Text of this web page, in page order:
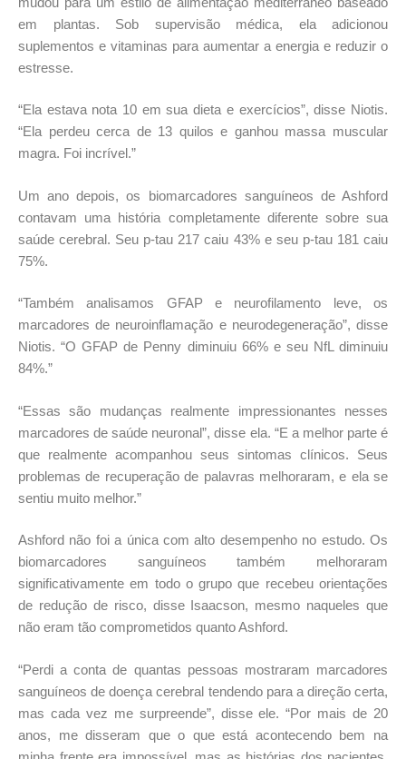
em plantas. Sob supervisão médica, ela adicionou
suplementos e vitaminas para aumentar a energia e reduzir o
estresse.
“Ela estava nota 10 em sua dieta e exercícios”, disse Niotis.
“Ela perdeu cerca de 13 quilos e ganhou massa muscular
magra. Foi incrível.”
Um ano depois, os biomarcadores sanguíneos de Ashford
contavam uma história completamente diferente sobre sua
saúde cerebral. Seu p-tau 217 caiu 43% e seu p-tau 181 caiu
75%.
“Também analisamos GFAP e neurofilamento leve, os
marcadores de neuroinflamação e neurodegeneração”, disse
Niotis. “O GFAP de Penny diminuiu 66% e seu NfL diminuiu
84%.”
“Essas são mudanças realmente impressionantes nesses
marcadores de saúde neuronal”, disse ela. “E a melhor parte é
que realmente acompanhou seus sintomas clínicos. Seus
problemas de recuperação de palavras melhoraram, e ela se
sentiu muito melhor.”
Ashford não foi a única com alto desempenho no estudo. Os
biomarcadores sanguíneos também melhoraram
significativamente em todo o grupo que recebeu orientações
de redução de risco, disse Isaacson, mesmo naqueles que
não eram tão comprometidos quanto Ashford.
“Perdi a conta de quantas pessoas mostraram marcadores
sanguíneos de doença cerebral tendendo para a direção certa,
mas cada vez me surpreende”, disse ele. “Por mais de 20
anos, me disseram que o que está acontecendo bem na